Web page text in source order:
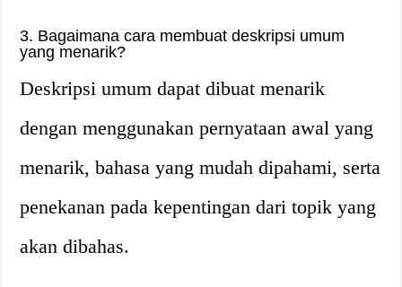
3. Bagaimana cara membuat deskripsi umum
yang menarik?
Deskripsi umum dapat dibuat menarik
dengan menggunakan pernyataan awal yang
menarik, bahasa yang mudah dipahami, serta
penekanan pada kepentingan dari topik yang
akan dibahas.